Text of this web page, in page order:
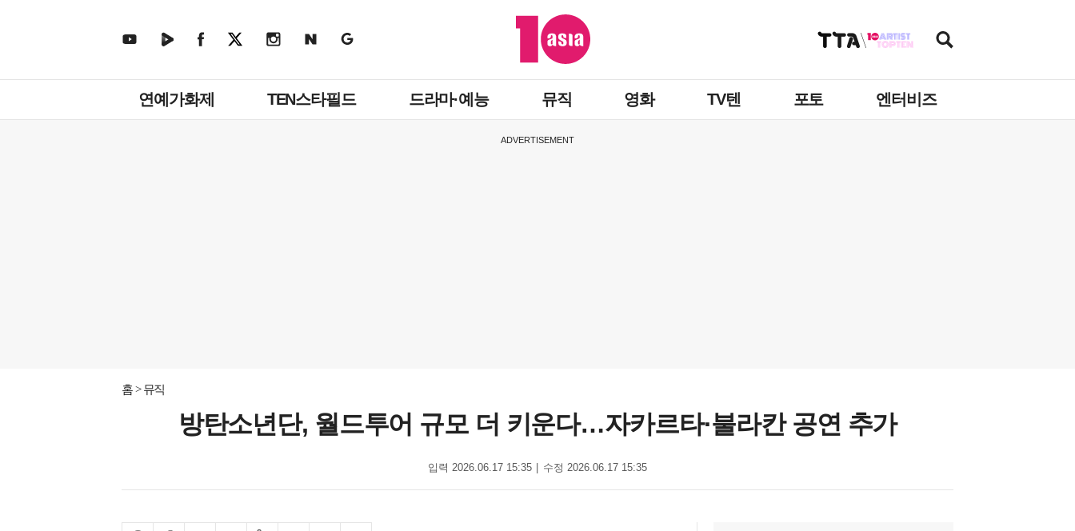
뉴
연예가화제 TEN스타필드 드라마·예능 뮤직 영화 TV텐 포토 엔터비즈
ADVERTISEMENT
홈 뮤직
방탄소년단, 월드투어 규모 더 키운다…자카르타·불라칸 공연 추가
입력 2026.06.17 15:35 수정 2026.06.17 15:35